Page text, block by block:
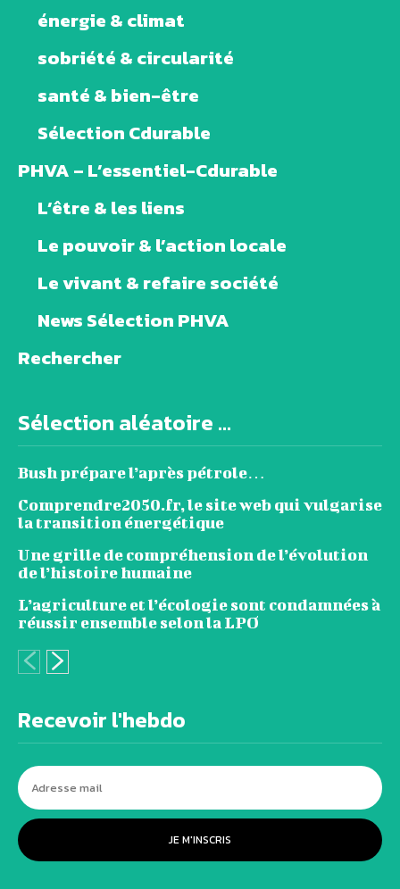
énergie & climat
sobriété & circularité
santé & bien-être
Sélection Cdurable
PHVA – L’essentiel-Cdurable
L’être & les liens
Le pouvoir & l’action locale
Le vivant & refaire société
News Sélection PHVA
Rechercher
Sélection aléatoire ...
Bush prépare l’après pétrole…
Comprendre2050.fr, le site web qui vulgarise
la transition énergétique
Une grille de compréhension de l’évolution
de l’histoire humaine
L’agriculture et l’écologie sont condamnées à
réussir ensemble selon la LPO
Recevoir l'hebdo
JE M'INSCRIS